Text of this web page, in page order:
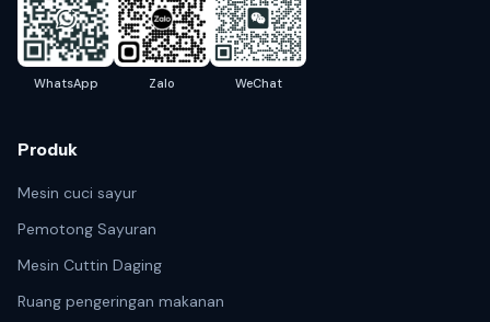
WhatsApp Zalo WeChat
Produk
Mesin cuci sayur
Pemotong Sayuran
Mesin Cuttin Daging
Ruang pengeringan makanan